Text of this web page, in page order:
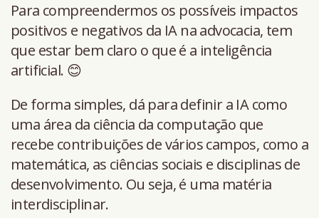
Para compreendermos os possíveis impactos
positivos e negativos da IA na advocacia, tem
que estar bem claro o que é a inteligência
artificial. 😊
De forma simples, dá para definir a IA como
uma área da ciência da computação que
recebe contribuições de vários campos, como a
matemática, as ciências sociais e disciplinas de
desenvolvimento. Ou seja, é uma matéria
interdisciplinar.